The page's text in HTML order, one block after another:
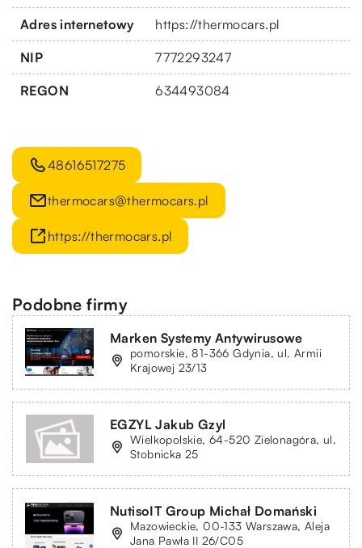
Adres internetowy https://thermocars.pl
NIP 7772293247
REGON 634493084
48616517275
thermocars@thermocars.pl
https://thermocars.pl
Podobne firmy
Marken Systemy Antywirusowe
pomorskie, 81-366 Gdynia, ul. Armii
Krajowej 23/13
EGZYL Jakub Gzyl
Wielkopolskie, 64-520 Zielonagóra, ul.
Stobnicka 25
NutisoIT Group Michał Domański
Mazowieckie, 00-133 Warszawa, Aleja
Jana Pawła II 26/C05